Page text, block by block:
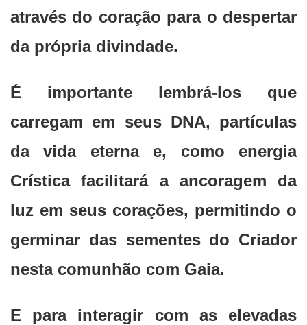
através do coração para o despertar
da própria divindade.
É importante lembrá-los que
carregam em seus DNA, partículas
da vida eterna e, como energia
Crística facilitará a ancoragem da
luz em seus corações, permitindo o
germinar das sementes do Criador
nesta comunhão com Gaia.
E para interagir com as elevadas